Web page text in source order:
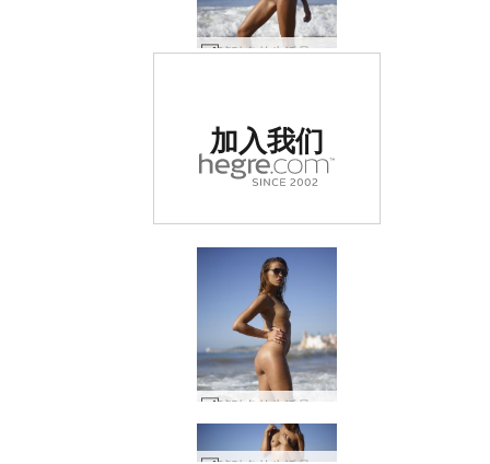
琥珀色的生活是一片海滩 #10
色情网站
加入我们